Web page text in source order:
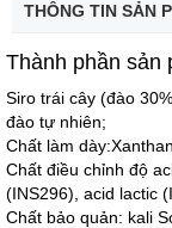
THÔNG TIN SẢN
Thành phần sản
Siro trái cây (đào
đào tự nhiên;
Chất làm
Chất điều chỉnh độ
(INS296), acid lactic
Chất bảo quản: kali